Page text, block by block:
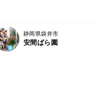
静岡県袋井市
安間ばら園